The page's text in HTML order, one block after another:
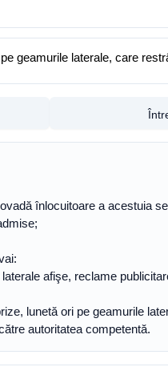
geamurile laterale, care
înlocuitoare a acestuia
afişe, reclame
lunetă ori pe geamurile
autoritatea competentă.